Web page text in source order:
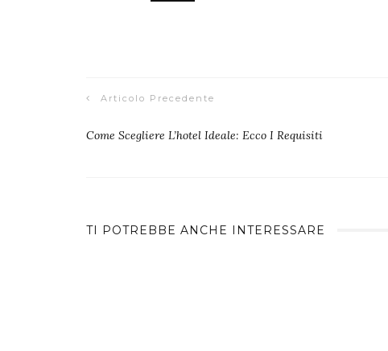
Articolo Precedente
Come Scegliere L’hotel Ideale: Ecco I Requisiti
TI POTREBBE ANCHE INTERESSARE